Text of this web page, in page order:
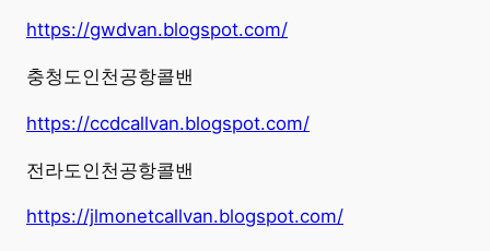
https://gwdvan.blogspot.com/
충청도인천공항콜밴
https://ccdcallvan.blogspot.com/
전라도인천공항콜밴
https://jlmonetcallvan.blogspot.com/